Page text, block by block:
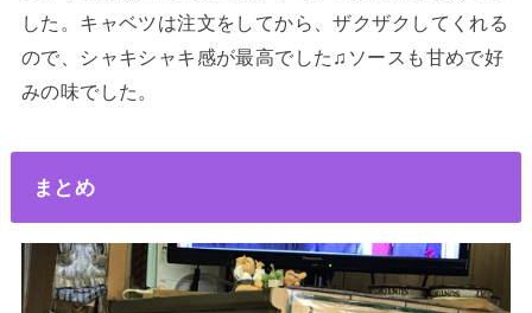
した。キャベツは注文をしてから、ザクザクしてくれる
ので、シャキシャキ感が最高でした♫ソースも甘めで好
みの味でした。
まとめ